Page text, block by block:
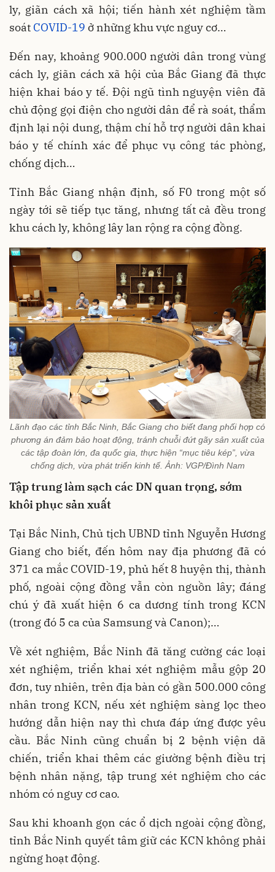
ly, giãn cách xã hội; tiến hành xét nghiệm tầm
soát COVID-19 ở những khu vực nguy cơ…
Đến nay, khoảng 900.000 người dân trong vùng
cách ly, giãn cách xã hội của Bắc Giang đã thực
hiện khai báo y tế. Đội ngũ tình nguyện viên đã
chủ động gọi điện cho người dân để rà soát, thẩm
định lại nội dung, thậm chí hỗ trợ người dân khai
báo y tế chính xác để phục vụ công tác phòng,
chống dịch…
Tỉnh Bắc Giang nhận định, số F0 trong một số
ngày tới sẽ tiếp tục tăng, nhưng tất cả đều trong
khu cách ly, không lây lan rộng ra cộng đồng.
Lãnh đạo các tỉnh Bắc Ninh, Bắc Giang cho biết đang phối hợp có
phương án đảm bảo hoạt động, tránh chuỗi đứt gãy sản xuất của
các tập đoàn lớn, đa quốc gia, thực hiện “mục tiêu kép”, vừa
chống dịch, vừa phát triển kinh tế. Ảnh: VGP/Đình Nam
Tập trung làm sạch các DN quan trọng, sớm
khôi phục sản xuất
Tại Bắc Ninh, Chủ tịch UBND tỉnh Nguyễn Hương
Giang cho biết, đến hôm nay địa phương đã có
371 ca mắc COVID-19, phủ hết 8 huyện thị, thành
phố, ngoài cộng đồng vẫn còn nguồn lây; đáng
chú ý đã xuất hiện 6 ca dương tính trong KCN
(trong đó 5 ca của Samsung và Canon);…
Về xét nghiệm, Bắc Ninh đã tăng cường các loại
xét nghiệm, triển khai xét nghiệm mẫu gộp 20
đơn, tuy nhiên, trên địa bàn có gần 500.000 công
nhân trong KCN, nếu xét nghiệm sàng lọc theo
hướng dẫn hiện nay thì chưa đáp ứng được yêu
cầu. Bắc Ninh cũng chuẩn bị 2 bệnh viện dã
chiến, triển khai thêm các giường bệnh điều trị
bệnh nhân nặng, tập trung xét nghiệm cho các
nhóm có nguy cơ cao.
Sau khi khoanh gọn các ổ dịch ngoài cộng đồng,
tỉnh Bắc Ninh quyết tâm giữ các KCN không phải
ngừng hoạt động.